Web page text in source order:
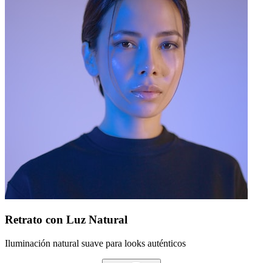
Retrato con Luz Natural
Iluminación natural suave para looks auténticos